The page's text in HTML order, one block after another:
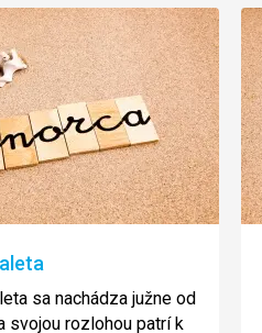
sa nachádza južne od
svojou rozlohou patrí k